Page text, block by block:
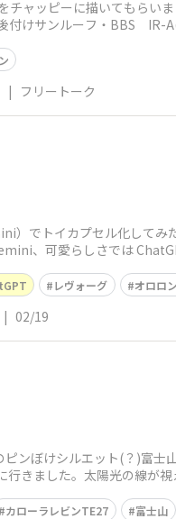
チャッピーに描いてもらい
付けサンルーフ・BBS IR-
| フリートーク
）でトイカプセル化して
、可愛らしさでは
レヴォーグ オロロ
| 02/19
ンぼけシルエット(？)富士
行きました。太陽光の線
カローラレビンTE27 富士山